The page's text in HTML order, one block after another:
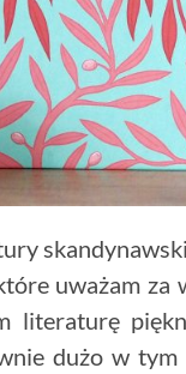
uważam za
literaturę
dużo w tym